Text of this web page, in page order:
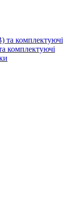
комплектуючі